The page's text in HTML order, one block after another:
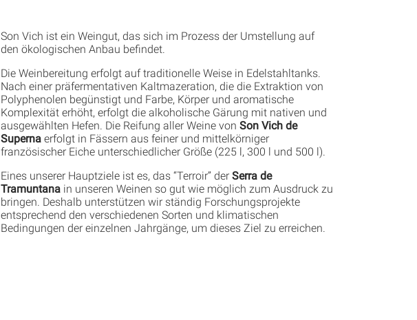
Son Vich ist ein Weingut, das sich im Prozess der Umstellung auf
den ökologischen Anbau befindet.
Die Weinbereitung erfolgt auf traditionelle Weise in Edelstahltanks.
Nach einer präfermentativen Kaltmazeration, die die Extraktion von
Polyphenolen begünstigt und Farbe, Körper und aromatische
Komplexität erhöht, erfolgt die alkoholische Gärung mit nativen und
ausgewählten Hefen. Die Reifung aller Weine vonSon Vich de
Superna erfolgt in Fässern aus feiner und mittelkörniger
französischer Eiche unterschiedlicher Größe (225 l, 300 l und 500 l).
Eines unserer Hauptziele ist es, das “Terroir” derSerra de
Tramuntana in unseren Weinen so gut wie möglich zum Ausdruck zu
bringen. Deshalb unterstützen wir ständig Forschungsprojekte
entsprechend den verschiedenen Sorten und klimatischen
Bedingungen der einzelnen Jahrgänge, um dieses Ziel zu erreichen.